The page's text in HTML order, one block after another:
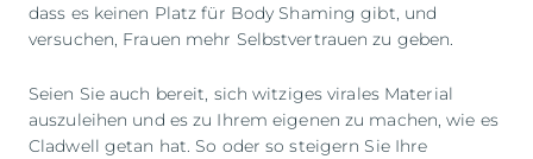
dass es keinen Platz für Body Shaming gibt, und
versuchen, Frauen mehr Selbstvertrauen zu geben.
Seien Sie auch bereit, sich witziges virales Material
auszuleihen und es zu Ihrem eigenen zu machen, wie es
Cladwell getan hat. So oder so steigern Sie Ihre